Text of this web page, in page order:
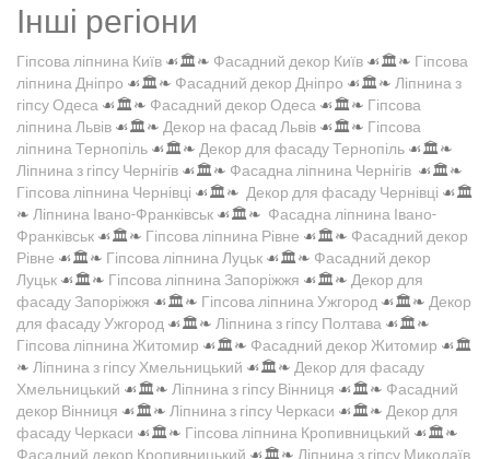
Інші регіони
Гіпсова ліпнина Київ ☙🏛️❧ Фасадний декор Київ ☙🏛️❧ Гіпсова
ліпнина Дніпро ☙🏛️❧ Фасадний декор Дніпро ☙🏛️❧ Ліпнина з
гіпсу Одеса ☙🏛️❧ Фасадний декор Одеса ☙🏛️❧ Гіпсова
ліпнина Львів ☙🏛️❧ Декор на фасад Львів ☙🏛️❧ Гіпсова
ліпнина Тернопіль ☙🏛️❧ Декор для фасаду Тернопіль ☙🏛️❧
Ліпнина з гіпсу Чернігів ☙🏛️❧ Фасадна ліпнина Чернігів ☙🏛️❧
Гіпсова ліпнина Чернівці ☙🏛️❧ Декор для фасаду Чернівці ☙🏛️
❧ Ліпнина Івано-Франківськ ☙🏛️❧ Фасадна ліпнина Івано-
Франківськ ☙🏛️❧ Гіпсова ліпнина Рівне ☙🏛️❧ Фасадний декор
Рівне ☙🏛️❧ Гіпсова ліпнина Луцьк ☙🏛️❧ Фасадний декор
Луцьк ☙🏛️❧ Гіпсова ліпнина Запоріжжя ☙🏛️❧ Декор для
фасаду Запоріжжя ☙🏛️❧ Гіпсова ліпнина Ужгород ☙🏛️❧ Декор
для фасаду Ужгород ☙🏛️❧ Ліпнина з гіпсу Полтава ☙🏛️❧
Гіпсова ліпнина Житомир ☙🏛️❧ Фасадний декор Житомир ☙🏛️
❧ Ліпнина з гіпсу Хмельницький ☙🏛️❧ Декор для фасаду
Хмельницький ☙🏛️❧ Ліпнина з гіпсу Вінниця ☙🏛️❧ Фасадний
декор Вінниця ☙🏛️❧ Ліпнина з гіпсу Черкаси ☙🏛️❧ Декор для
фасаду Черкаси ☙🏛️❧ Гіпсова ліпнина Кропивницький ☙🏛️❧
Фасадний декор Кропивницький ☙🏛️❧ Ліпнина з гіпсу Миколаїв